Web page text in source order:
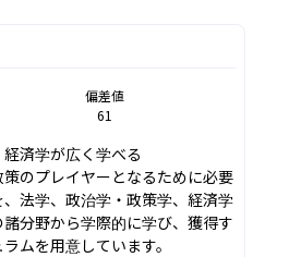
偏差値
61
済学が広く学べる
のプレイヤーとなるために必要
法学、政治学・政策学、経済学
分野から学際的に学び、獲得す
ムを用意しています。